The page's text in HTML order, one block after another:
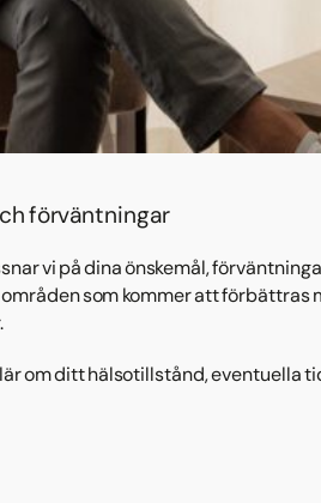
förväntningar
vi på dina önskemål,
som kommer att förbättras
om ditt hälsotillstånd, eventuella